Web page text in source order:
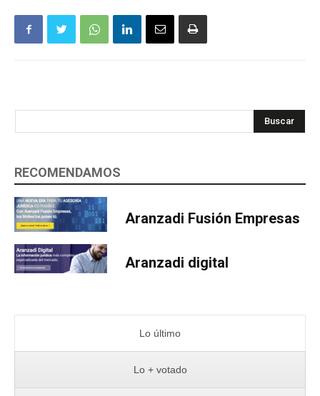
Buscar
RECOMENDAMOS
Aranzadi Fusión Empresas
Aranzadi digital
Lo último
Lo + votado